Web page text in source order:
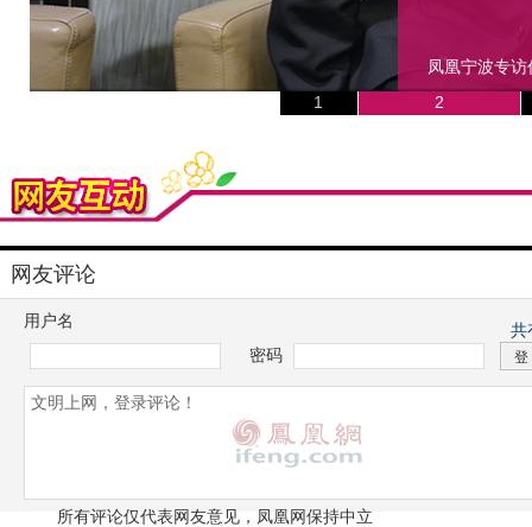
网友评论
共
用户名
密码
所有评论仅代表网友意见，凤凰网保持中立